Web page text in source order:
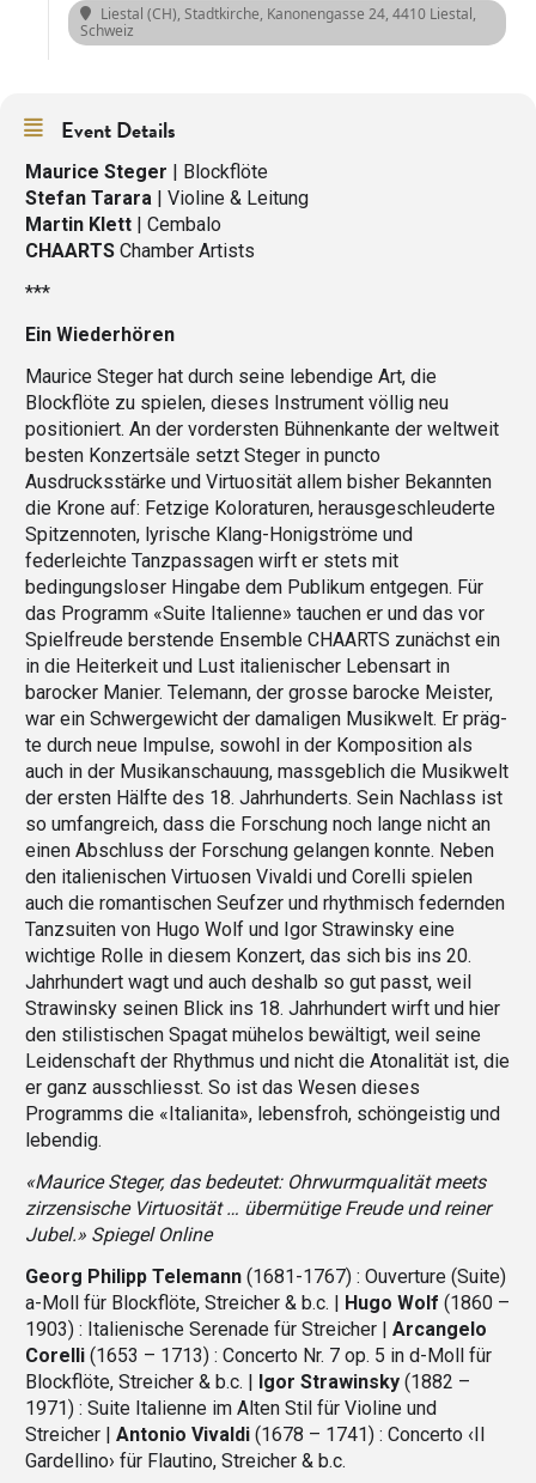
Liestal (CH), Stadtkirche, Kanonengasse 24, 4410 Liestal,
Schweiz
Event Details
Maurice Steger | Blockflöte
Stefan Tarara | Violine & Leitung
Martin Klett | Cembalo
CHAARTS Chamber Artists
***
Ein Wiederhören
Maurice Steger hat durch seine lebendige Art, die
Blockflöte zu spielen, dieses Instrument völlig neu
positioniert. An der vorders­ten Bühnenkante der weltweit
besten Konzertsäle setzt Steger in puncto
Ausdrucksstärke und Virtuosität allem bisher Bekannten
die Krone auf: Fetzige Koloraturen, herausgeschleuderte
Spitzennoten, lyrische Klang-Honigströme und
federleichte Tanzpassagen wirft er stets mit
bedingungsloser Hingabe dem Publikum entge­gen. Für
das Programm «Suite Italienne» tauchen er und das vor
Spielfreude berstende Ensemble CHAARTS zunächst ein
in die Heiterkeit und Lust italienischer Lebensart in
barocker Manier. Telemann, der grosse barocke Meister,
war ein Schwergewicht der damaligen Musikwelt. Er präg­
te durch neue Impulse, sowohl in der Komposition als
auch in der Musikanschauung, massgeblich die Musikwelt
der ersten Hälfte des 18. Jahrhunderts. Sein Nachlass ist
so umfangreich, dass die Forschung noch lange nicht an
einen Abschluss der Forschung gelangen konnte. Neben
den italienischen Virtuosen Vivaldi und Corelli spielen
auch die romantischen Seufzer und rhythmisch federnden
Tanzsuiten von Hugo Wolf und Igor Strawinsky eine
wichtige Rolle in diesem Konzert, das sich bis ins 20.
Jahrhundert wagt und auch deshalb so gut passt, weil
Strawinsky seinen Blick ins 18. Jahrhundert wirft und hier
den stilistischen Spagat mühelos bewältigt, weil seine
Leidenschaft der Rhyth­mus und nicht die Atonalität ist, die
er ganz ausschliesst. So ist das Wesen dieses
Programms die «Italianita», lebensfroh, schön­geistig und
lebendig.
«Maurice Steger, das bedeutet: Ohrwurmqualität meets
zirzensische Virtuosität … übermütige Freude und reiner
Jubel.» Spiegel Online
Georg Philipp Telemann (1681-1767) : Ouverture (Suite)
a-Moll für Blockflöte, Streicher & b.c. | Hugo Wolf (1860 –
1903) : Italienische Serenade für Streicher | Arcangelo
Corelli (1653 – 1713) : Concerto Nr. 7 op. 5 in d-Moll für
Blockflöte, Streicher & b.c. | Igor Strawinsky (1882 –
1971) : Suite Italienne im Alten Stil für Violine und
Streicher | Antonio Vivaldi (1678 – 1741) : Concerto ‹Il
Gardellino› für Flautino, Streicher & b.c.